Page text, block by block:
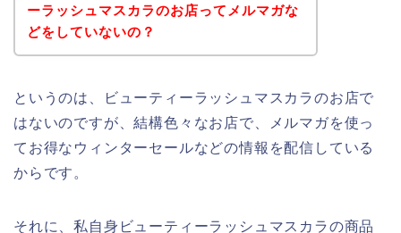
ーラッシュマスカラのお店ってメルマガな
どをしていないの？
というのは、ビューティーラッシュマスカラのお店で
はないのですが、結構色々なお店で、メルマガを使っ
てお得なウィンターセールなどの情報を配信している
からです。
それに、私自身ビューティーラッシュマスカラの商品